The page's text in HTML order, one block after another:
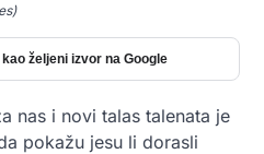
željeni izvor na Google
nas i novi talas talenata je
pokažu jesu li dorasli